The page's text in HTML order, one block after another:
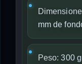
mm de
Peso: 300